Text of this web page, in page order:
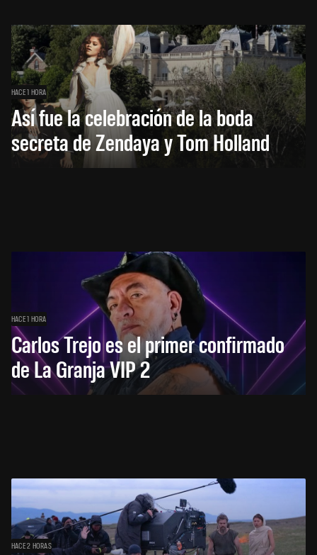
HACE 1 HORA
Así fue la celebración de la boda
secreta de Zendaya y Tom Holland
HACE 1 HORA
Carlos Trejo es el primer confirmado
de La Granja VIP 2
HACE 2 HORAS